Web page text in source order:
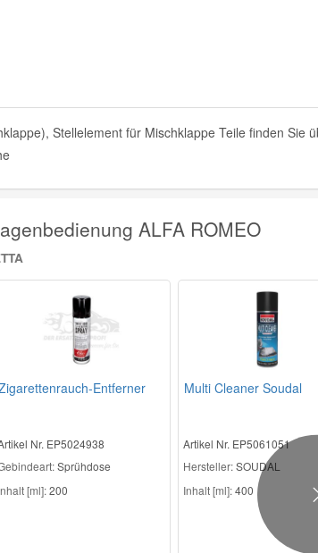
Stellelement für Mischklappe Teile finden Sie
ALFA ROMEO
Entferner
Nr. EP5024938
Sprühdose
[ml]:200
Multi Cleaner Soudal
Artikel Nr. EP5061051
Hersteller:SOUDAL
Inhalt [ml]:400